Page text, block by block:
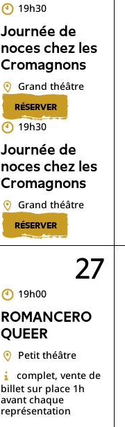
19h30
Journée de
noces chez les
Cromagnons
Grand théâtre
RÉSERVER
19h30
Journée de
noces chez les
Cromagnons
Grand théâtre
RÉSERVER
27
19h00
ROMANCERO
QUEER
Petit théâtre
complet, vente de
billet sur place 1h
avant chaque
représentation